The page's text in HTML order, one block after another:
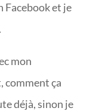
Facebook et je
mon
comment ça
déjà, sinon je